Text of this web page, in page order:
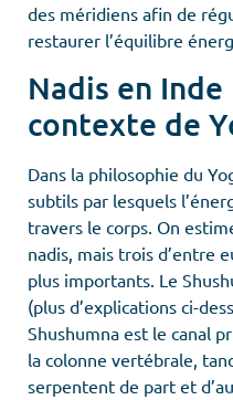
des méridiens afin de
restaurer l’équilibre
Nadis en Inde
contexte de
Dans la philosophie du
subtils par lesquels
travers le corps. On
nadis, mais trois d’entre
plus importants. Le
(plus d’explications ci-
Shushumna est le canal
la colonne vertébrale,
serpentent de part et